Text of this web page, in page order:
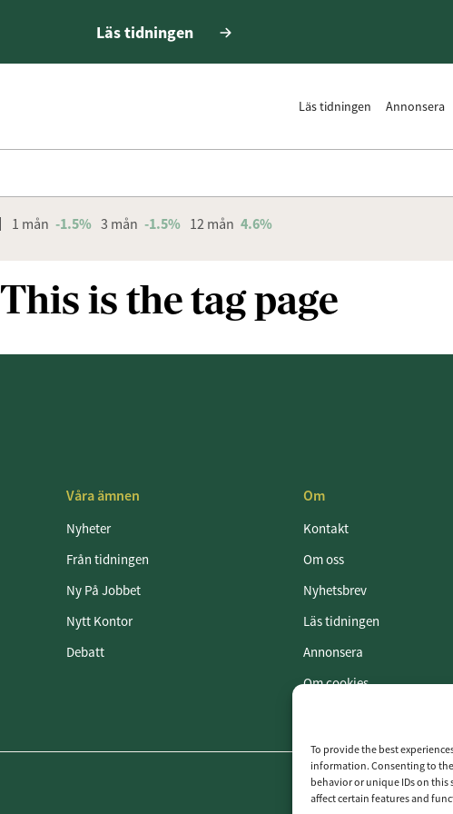
To provide the best
information. Consenting to
behavior or unique IDs on
affect certain features and
Läs tidningen
Läs tidningen Annonsera
1 mån -1.5% 3 mån -1.5% 12 mån 4.6%
This is the tag page
Våra ämnen
Nyheter
Från tidningen
Ny På Jobbet
Nytt Kontor
Debatt
Om
Kontakt
Om oss
Nyhetsbrev
Läs tidningen
Annonsera
Om cookies